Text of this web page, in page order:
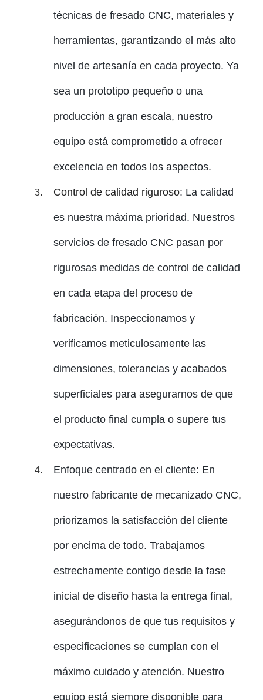
técnicas de fresado CNC, materiales y
herramientas, garantizando el más alto
nivel de artesanía en cada proyecto. Ya
sea un prototipo pequeño o una
producción a gran escala, nuestro
equipo está comprometido a ofrecer
excelencia en todos los aspectos.
Control de calidad riguroso: La calidad
es nuestra máxima prioridad. Nuestros
servicios de fresado CNC pasan por
rigurosas medidas de control de calidad
en cada etapa del proceso de
fabricación. Inspeccionamos y
verificamos meticulosamente las
dimensiones, tolerancias y acabados
superficiales para asegurarnos de que
el producto final cumpla o supere tus
expectativas.
Enfoque centrado en el cliente: En
nuestro fabricante de mecanizado CNC,
priorizamos la satisfacción del cliente
por encima de todo. Trabajamos
estrechamente contigo desde la fase
inicial de diseño hasta la entrega final,
asegurándonos de que tus requisitos y
especificaciones se cumplan con el
máximo cuidado y atención. Nuestro
equipo está siempre disponible para